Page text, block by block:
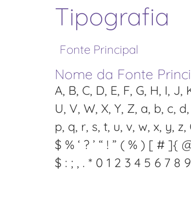
Tipografia
Fonte Principal
Nome da Fonte
A, B, C, D, E, F, G, H, I, J,
U, V, W, X, Y, Z, a, b, c,
p, q, r, s, t, u, v, w, x, y, z,
$ % ‘ ? ’ “ ! ” ( % ) [ #
$ : ; , . * 0 1 2 3 4 5 6 7 8 9